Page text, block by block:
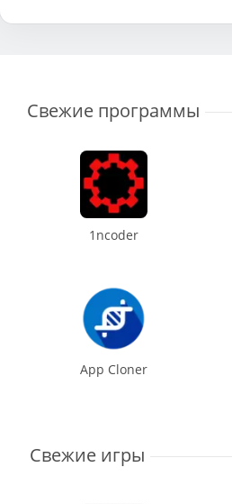
Свежие программы
1ncoder
App Cloner
Свежие игры